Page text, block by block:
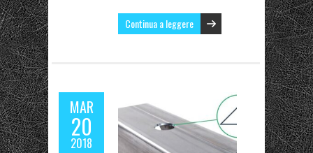
Continua a leggere
MAR
20
2018